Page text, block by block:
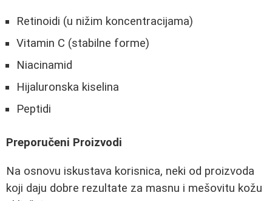
Retinoidi (u nižim koncentracijama)
Vitamin C (stabilne forme)
Niacinamid
Hijaluronska kiselina
Peptidi
Preporučeni Proizvodi
Na osnovu iskustava korisnica, neki od proizvoda
koji daju dobre rezultate za masnu i mešovitu kožu